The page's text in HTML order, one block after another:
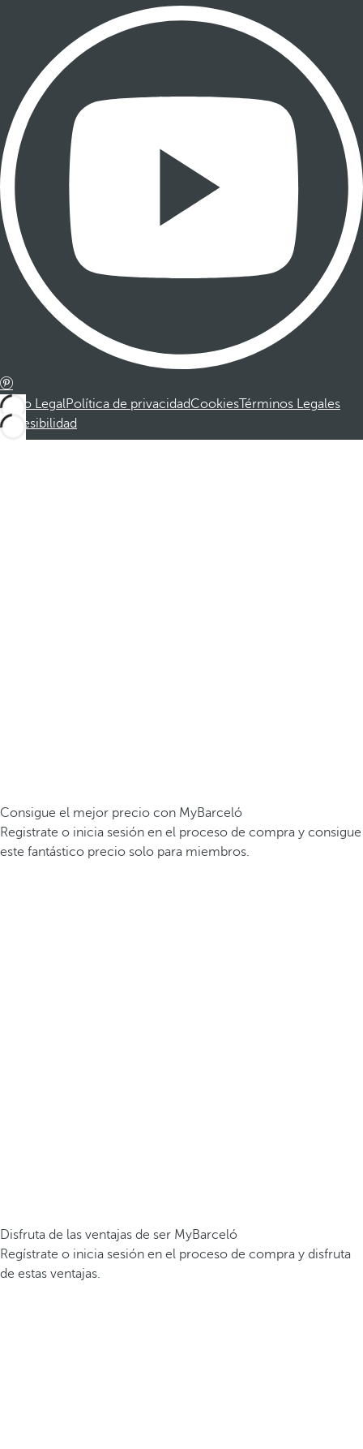
Aviso LegalPolítica de privacidadCookiesTérminos Legales
Accesibilidad
Consigue el mejor precio con MyBarceló
Registrate o inicia sesión en el proceso de compra y consigue
este fantástico precio solo para miembros.
Disfruta de las ventajas de ser MyBarceló
Regístrate o inicia sesión en el proceso de compra y disfruta
de estas ventajas.